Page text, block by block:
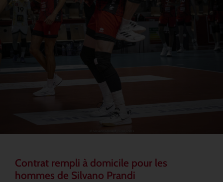
Contrat rempli à domicile pour les
hommes de Silvano Prandi